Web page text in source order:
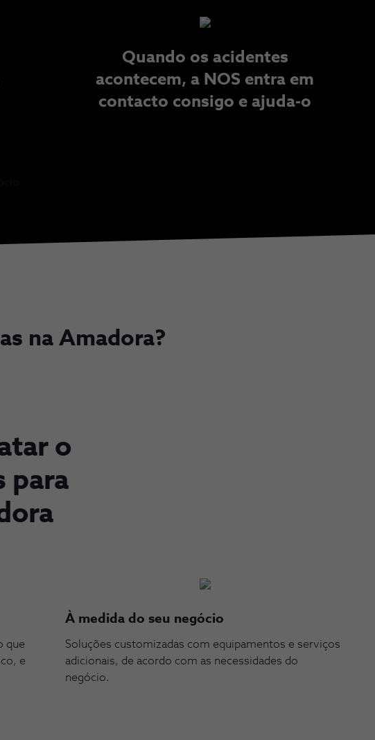
Quando os acidentes
acontecem, a NOS entra em
contacto consigo e ajuda-o
na Amadora?
o
para
que
e
À medida do seu negócio
Soluções customizadas com equipamentos e serviços
adicionais, de acordo com as necessidades do
negócio.